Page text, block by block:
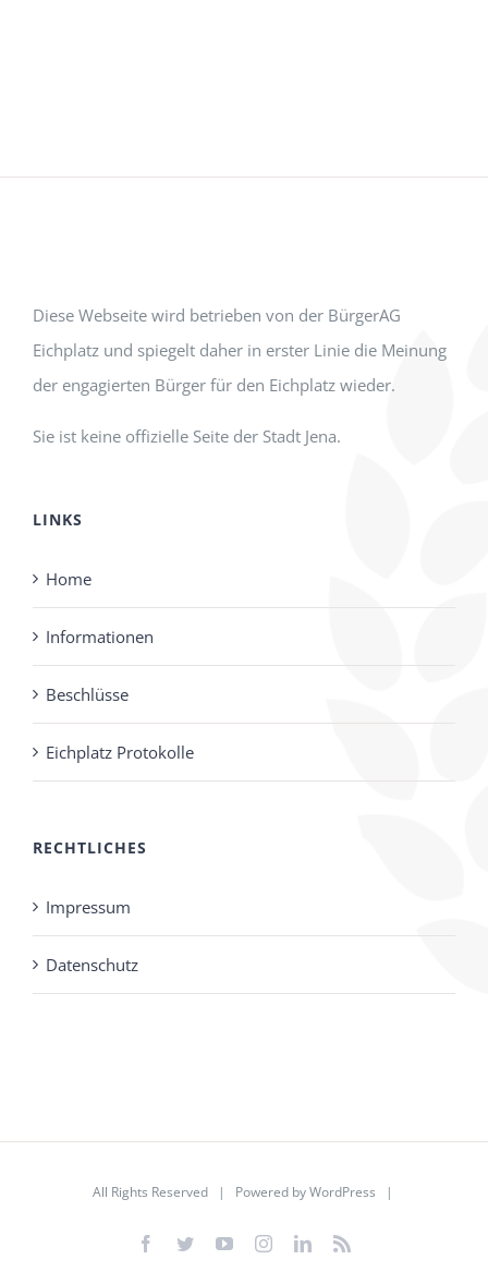
Diese Webseite wird betrieben von der BürgerAG
Eichplatz und spiegelt daher in erster Linie die Meinung
der engagierten Bürger für den Eichplatz wieder.
Sie ist keine offizielle Seite der Stadt Jena.
LINKS
Home
Informationen
Beschlüsse
Eichplatz Protokolle
RECHTLICHES
Impressum
Datenschutz
All Rights Reserved | Powered byWordPress |
Facebook
TwitterYouTubeInstagramLinkedIn